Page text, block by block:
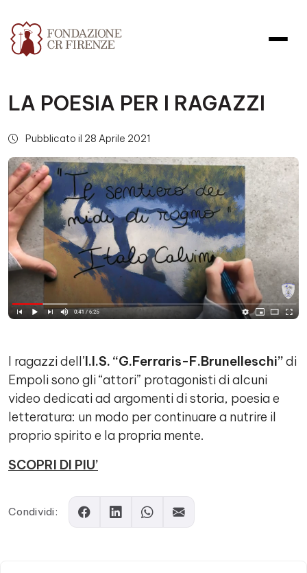
LA POESIA PER I RAGAZZI
Pubblicato il 28 Aprile 2021
I ragazzi dell’I.I.S. “G.Ferraris-F.Brunelleschi”di
Empoli sono gli “attori” protagonisti di alcuni
video dedicati ad argomenti di storia, poesia e
letteratura: un modo per continuare a nutrire il
proprio spirito e la propria mente.
SCOPRI DI PIU’
Condividi: